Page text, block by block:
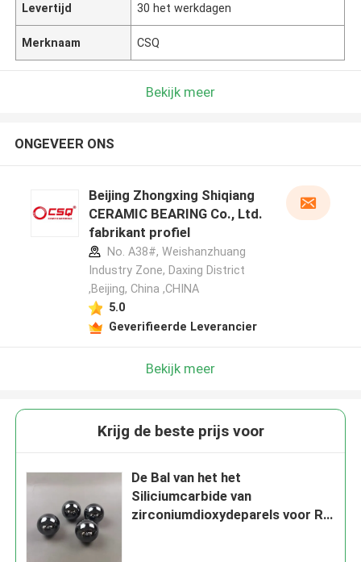
Levertijd 30 het werkdagen
Merknaam CSQ
Bekijk meer
ONGEVEER ONS
Beijing Zhongxing Shiqiang
CERAMIC BEARING Co., Ltd.
fabrikant profiel
No. A38#, Weishanzhuang
Industry Zone, Daxing District
,Beijing, China ,CHINA
5.0
Geverifieerde Leverancier
Bekijk meer
Krijg de beste prijs voor
De Bal van het het
Siliciumcarbide van
zirconiumdioxydeparels voor Rol